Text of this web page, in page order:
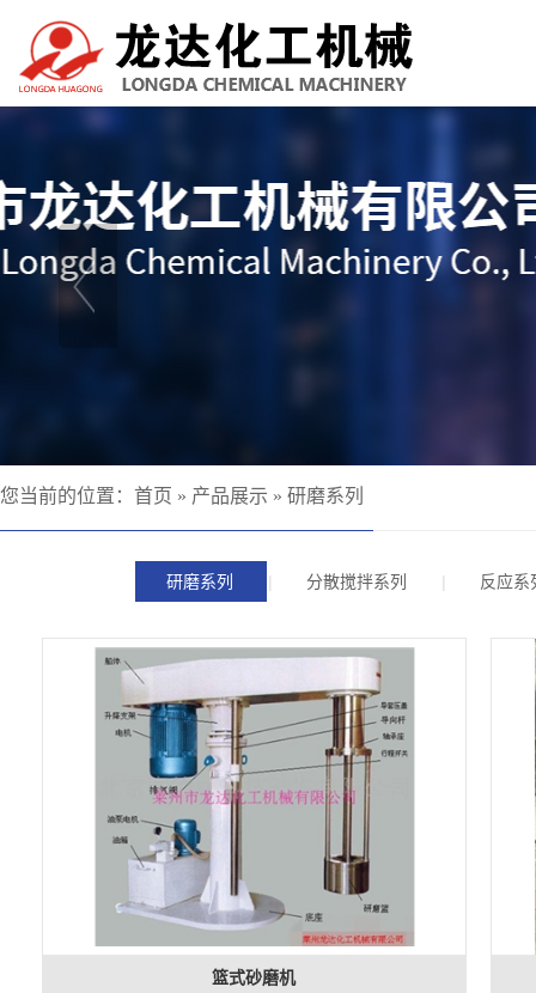
您当前的位置： 首页 » 产品展示 » 研磨系列
研磨系列 分散搅拌系列 反应系
篮式砂磨机